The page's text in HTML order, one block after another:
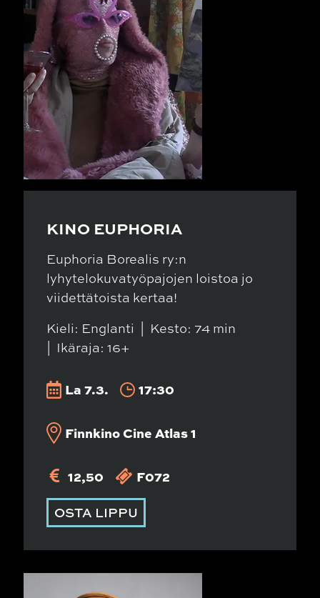
KINO EUPHORIA
Euphoria Borealis ry:n
lyhytelokuvatyöpajojen loistoa jo
viidettätoista kertaa!
Kieli: Englanti
Kesto: 74 min
Ikäraja: 16+
La 7.3. 17:30
Finnkino Cine Atlas 1
12,50 F072
OSTA LIPPU